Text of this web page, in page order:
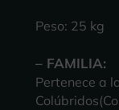
Peso: 25 kg
– FAMILIA:
Pertenece a